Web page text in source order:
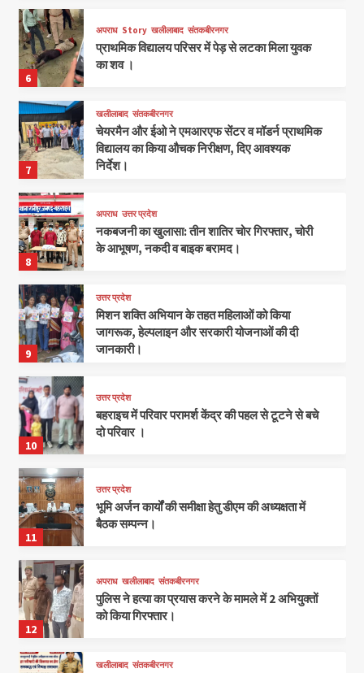
6
अपराध Story खलीलाबाद संतकबीरनगर
प्राथमिक विद्यालय परिसर में पेड़ से लटका मिला युवक
का शव ।
7
खलीलाबाद संतकबीरनगर
चेयरमैन और ईओ ने एमआरएफ सेंटर व मॉडर्न प्राथमिक
विद्यालय का किया औचक निरीक्षण, दिए आवश्यक
निर्देश।
8
अपराध उत्तर प्रदेश
नकबजनी का खुलासा: तीन शातिर चोर गिरफ्तार, चोरी
के आभूषण, नकदी व बाइक बरामद।
9
उत्तर प्रदेश
मिशन शक्ति अभियान के तहत महिलाओं को किया
जागरूक, हेल्पलाइन और सरकारी योजनाओं की दी
जानकारी।
10
उत्तर प्रदेश
बहराइच में परिवार परामर्श केंद्र की पहल से टूटने से बचे
दो परिवार ।
11
उत्तर प्रदेश
भूमि अर्जन कार्यों की समीक्षा हेतु डीएम की अध्यक्षता में
बैठक सम्पन्न।
12
अपराध खलीलाबाद संतकबीरनगर
पुलिस ने हत्या का प्रयास करने के मामले में 2 अभियुक्तों
को किया गिरफ्तार।
खलीलाबाद संतकबीरनगर